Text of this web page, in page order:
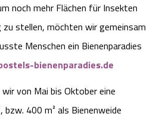
noch mehr Flächen für Insekten
zu stellen, möchten wir gemeinsam
Menschen ein Bienenparadies
bienenparadies.de
von Mai bis Oktober eine
bzw. 400 m² als Bienenweide